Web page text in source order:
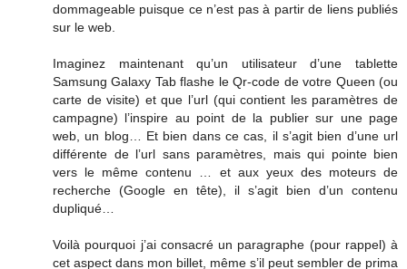
dommageable puisque ce n’est pas à partir de liens publiés
sur le web.
Imaginez maintenant qu’un utilisateur d’une tablette
Samsung Galaxy Tab flashe le Qr-code de votre Queen (ou
carte de visite) et que l’url (qui contient les paramètres de
campagne) l’inspire au point de la publier sur une page
web, un blog… Et bien dans ce cas, il s’agit bien d’une url
différente de l’url sans paramètres, mais qui pointe bien
vers le même contenu … et aux yeux des moteurs de
recherche (Google en tête), il s’agit bien d’un contenu
dupliqué…
Voilà pourquoi j’ai consacré un paragraphe (pour rappel) à
cet aspect dans mon billet, même s’il peut sembler de prima